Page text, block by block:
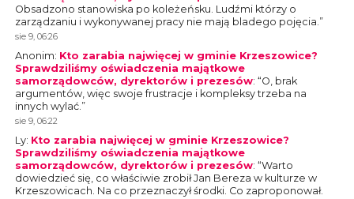
Obsadzono stanowiska po koleżeńsku. Ludźmi którzy o
zarządzaniu i wykonywanej pracy nie mają bladego pojęcia.”
sie 9, 06:26
Anonim: Kto zarabia najwięcej w gminie Krzeszowice?
Sprawdziliśmy oświadczenia majątkowe
samorządowców, dyrektorów i prezesów: “O, brak
argumentów, więc swoje frustracje i kompleksy trzeba na
innych wylać.”
sie 9, 06:22
Ly: Kto zarabia najwięcej w gminie Krzeszowice?
Sprawdziliśmy oświadczenia majątkowe
samorządowców, dyrektorów i prezesów: “Warto
dowiedzieć się, co właściwie zrobił Jan Bereza w kulturze w
Krzeszowicach. Na co przeznaczył środki. Co zaproponował.